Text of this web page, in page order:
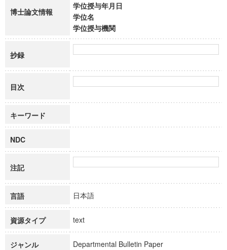
博士論文情報
学位授与年月日
学位名
学位授与機関
抄録
目次
キーワード
NDC
注記
言語 日本語
資源タイプ text
ジャンル Departmental Bulletin Paper